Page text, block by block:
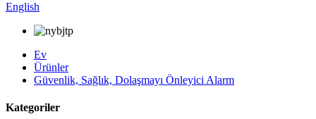
English
Ev
Ürünler
Güvenlik, Sağlık, Dolaşmayı Önleyici Alarm
Kategoriler